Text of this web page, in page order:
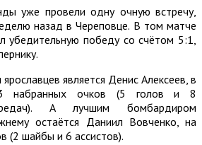
уже провели одну очную встречу,
назад в Череповце. В том матче
убедительную победу со счётом 5:1,
является Денис Алексеев, в
набранных очков (5 голов и 8
А лучшим бомбардиром
остаётся Даниил Вовченко, на
(2 шайбы и 6 ассистов).